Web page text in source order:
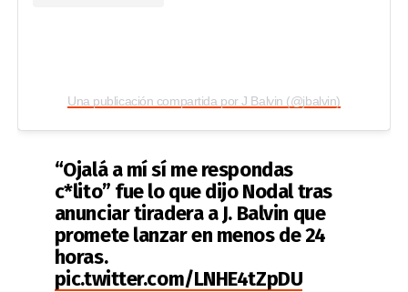
Una publicación compartida por J Balvin (@jbalvin)
“Ojalá a mí sí me respondas
c*lito” fue lo que dijo Nodal tras
anunciar tiradera a J. Balvin que
promete lanzar en menos de 24
horas.
pic.twitter.com/LNHE4tZpDU